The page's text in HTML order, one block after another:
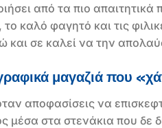
από τα πιο
καλό φαγητό και τις
και σε καλεί να την
μαγαζιά που
αποφασίσεις να
μέσα στα στενάκια που δε